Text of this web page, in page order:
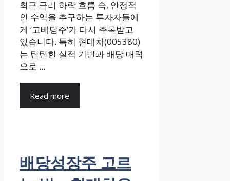
최근 금리 하락 흐름 속, 안정적
인 수익을 추구하는 투자자들에
게 ‘고배당주’가 다시 주목받고
있습니다. 특히 현대차(005380)
는 탄탄한 실적 기반과 배당 매력
으로 ...
Read more
배당성장주 고르